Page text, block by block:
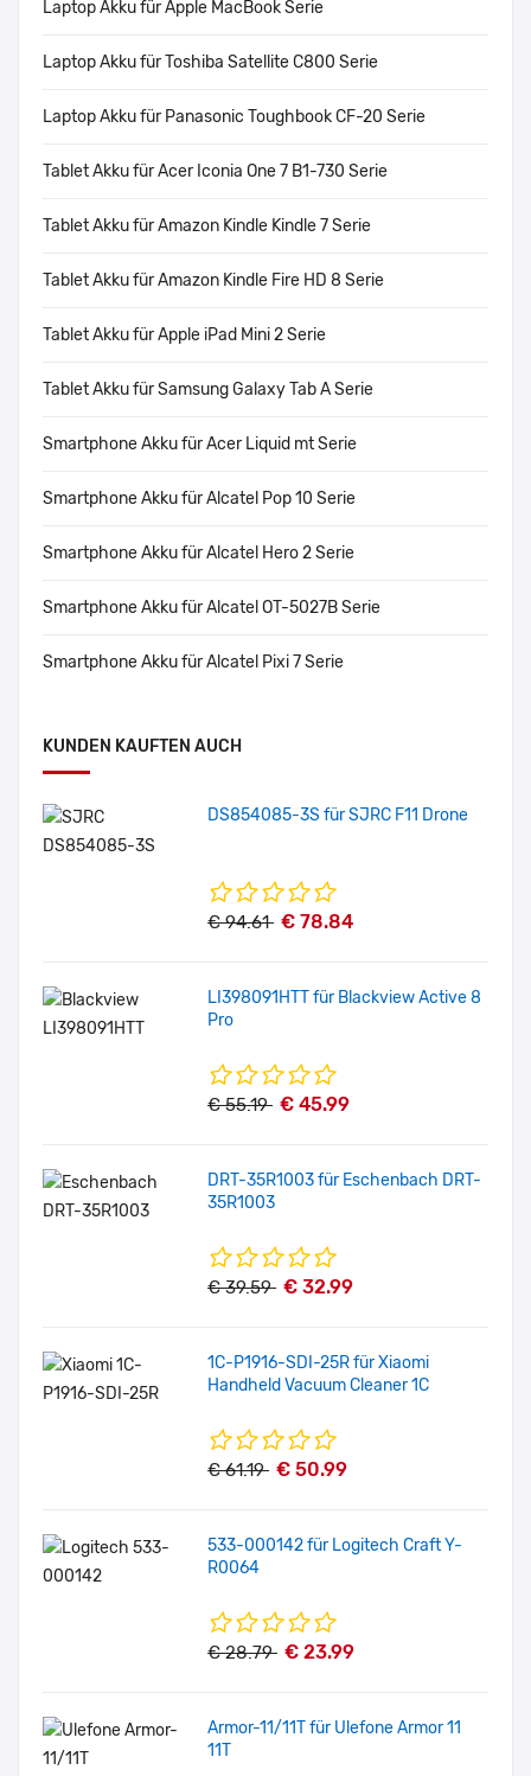
Laptop Akku für Apple MacBook Serie
Laptop Akku für Toshiba Satellite C800 Serie
Laptop Akku für Panasonic Toughbook CF-20 Serie
Tablet Akku für Acer Iconia One 7 B1-730 Serie
Tablet Akku für Amazon Kindle Kindle 7 Serie
Tablet Akku für Amazon Kindle Fire HD 8 Serie
Tablet Akku für Apple iPad Mini 2 Serie
Tablet Akku für Samsung Galaxy Tab A Serie
Smartphone Akku für Acer Liquid mt Serie
Smartphone Akku für Alcatel Pop 10 Serie
Smartphone Akku für Alcatel Hero 2 Serie
Smartphone Akku für Alcatel OT-5027B Serie
Smartphone Akku für Alcatel Pixi 7 Serie
KUNDEN KAUFTEN AUCH
DS854085-3S für SJRC F11 Drone
€ 94.61 € 78.84
LI398091HTT für Blackview Active 8
Pro
€ 55.19 € 45.99
DRT-35R1003 für Eschenbach DRT-
35R1003
€ 39.59 € 32.99
1C-P1916-SDI-25R für Xiaomi
Handheld Vacuum Cleaner 1C
€ 61.19 € 50.99
533-000142 für Logitech Craft Y-
R0064
€ 28.79 € 23.99
Armor-11/11T für Ulefone Armor 11
11T